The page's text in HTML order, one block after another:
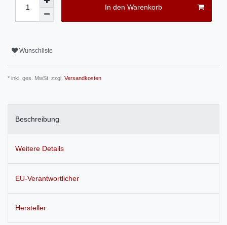
In den Warenkorb
Wunschliste
* inkl. ges. MwSt. zzgl. Versandkosten
Beschreibung
Weitere Details
EU-Verantwortlicher
Hersteller